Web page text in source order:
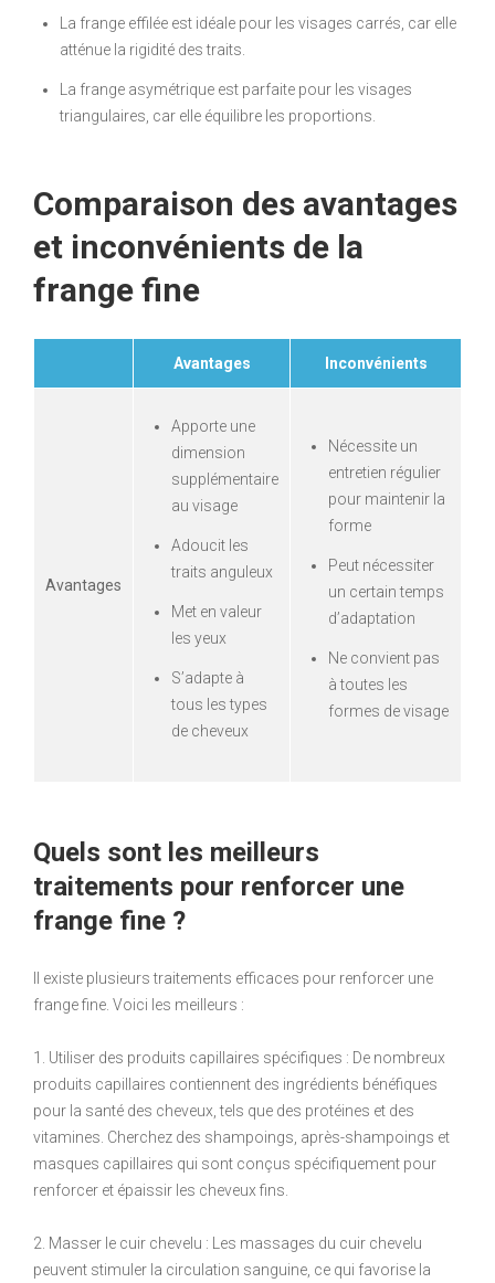
La frange effilée est idéale pour les visages carrés, car elle
atténue la rigidité des traits.
La frange asymétrique est parfaite pour les visages
triangulaires, car elle équilibre les proportions.
Comparaison des avantages
et inconvénients de la
frange fine
Avantages Inconvénients
Avantages
Apporte une
dimension
supplémentaire
au visage
Adoucit les
traits anguleux
Met en valeur
les yeux
S’adapte à
tous les types
de cheveux
Nécessite un
entretien régulier
pour maintenir la
forme
Peut nécessiter
un certain temps
d’adaptation
Ne convient pas
à toutes les
formes de visage
Quels sont les meilleurs
traitements pour renforcer une
frange fine ?
Il existe plusieurs traitements efficaces pour renforcer une
frange fine. Voici les meilleurs :
1. Utiliser des produits capillaires spécifiques : De nombreux
produits capillaires contiennent des ingrédients bénéfiques
pour la santé des cheveux, tels que des protéines et des
vitamines. Cherchez des shampoings, après-shampoings et
masques capillaires qui sont conçus spécifiquement pour
renforcer et épaissir les cheveux fins.
2. Masser le cuir chevelu : Les massages du cuir chevelu
peuvent stimuler la circulation sanguine, ce qui favorise la